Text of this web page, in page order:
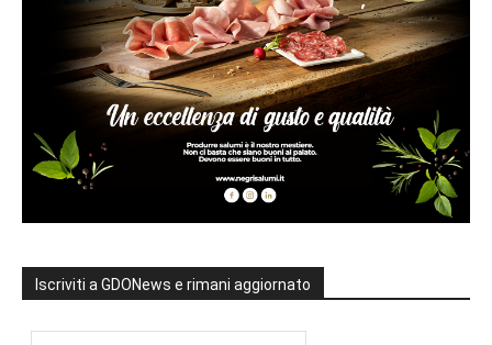
Iscriviti a GDONews e rimani aggiornato